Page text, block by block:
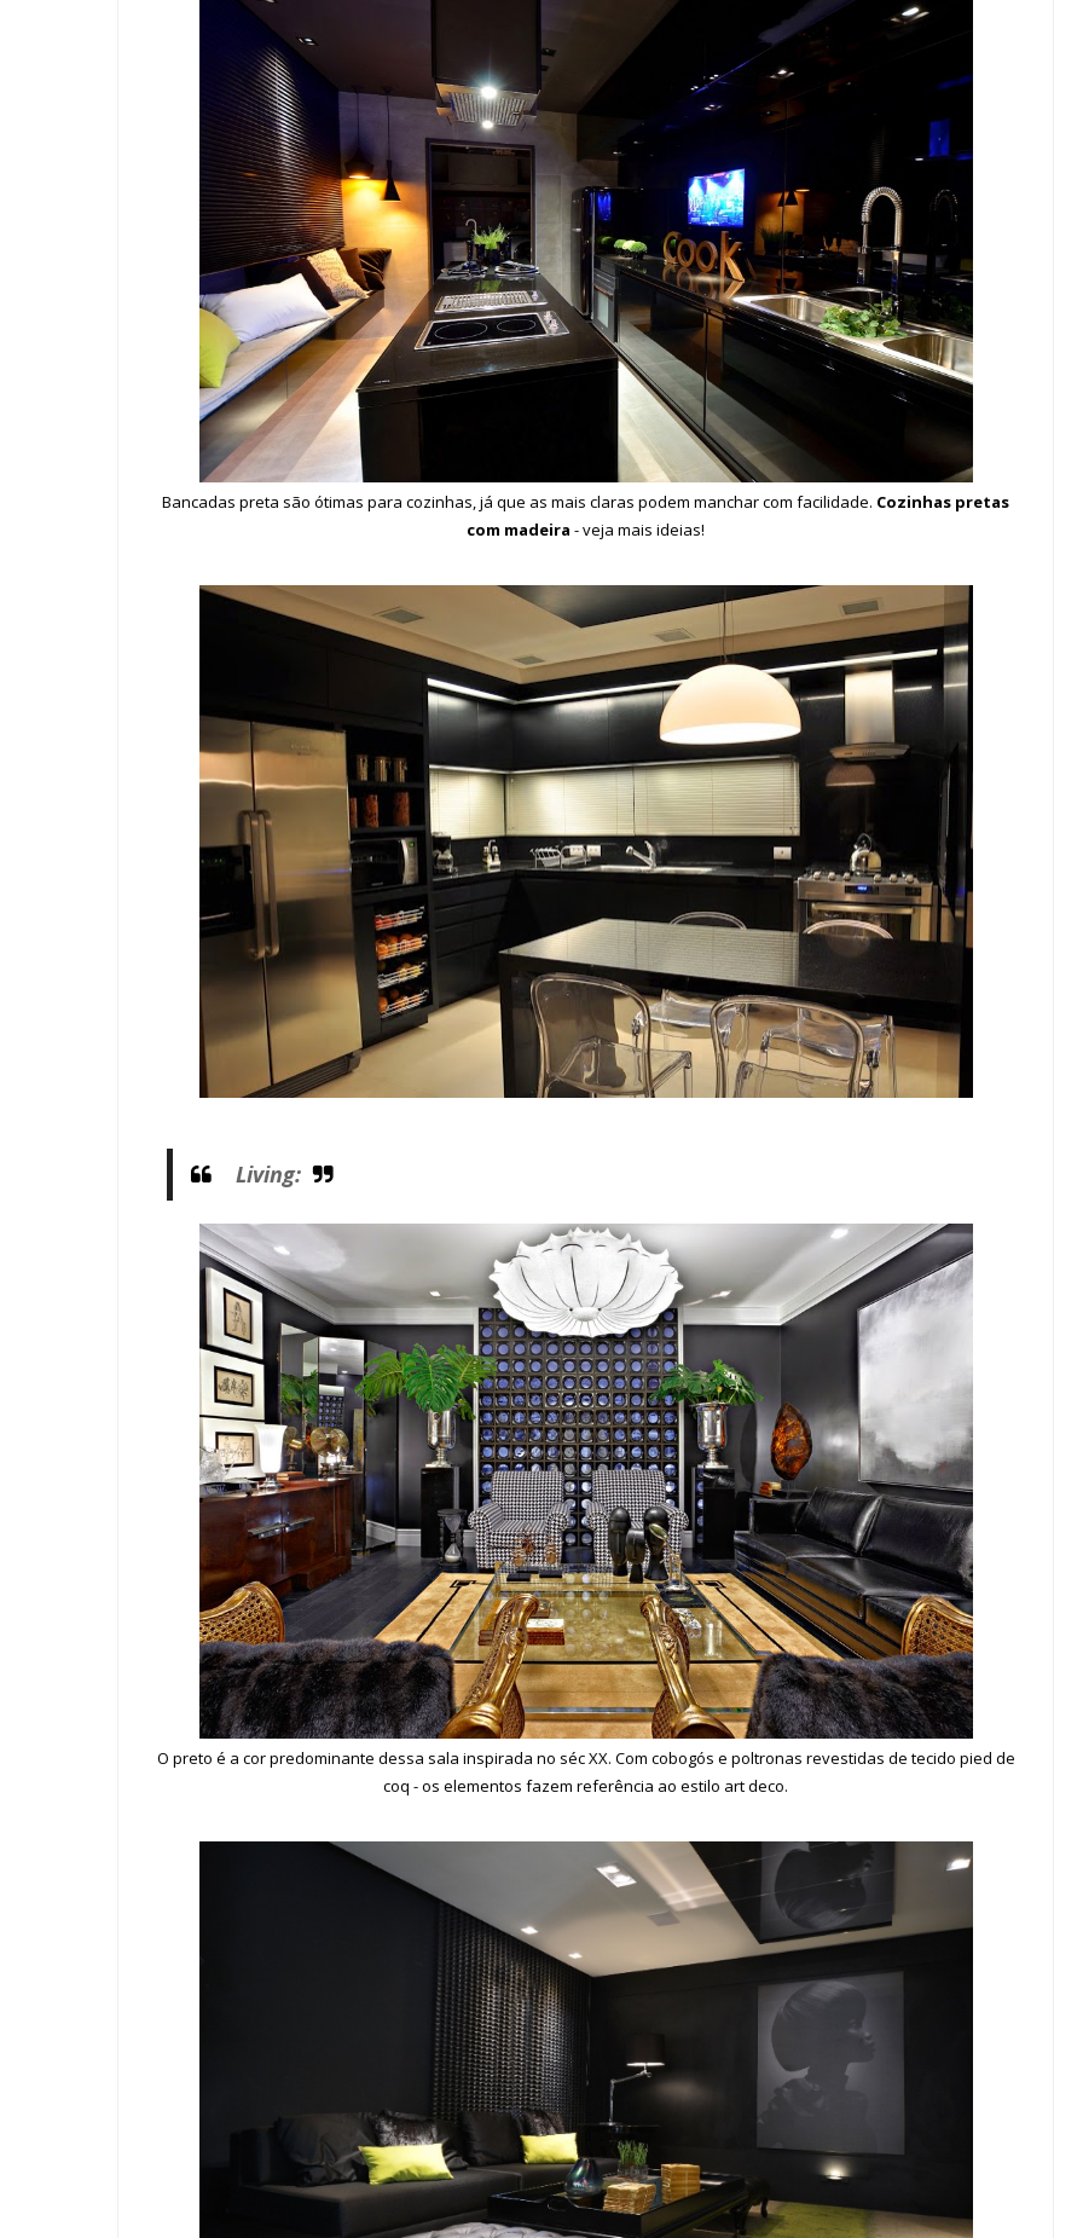
Bancadas preta são ótimas para cozinhas, já que as mais claras podem manchar com facilidade. Cozinhas pretas
com madeira - veja mais ideias!
Living:
O preto é a cor predominante dessa sala inspirada no séc XX. Com cobogós e poltronas revestidas de tecido pied de
coq - os elementos fazem referência ao estilo art deco.